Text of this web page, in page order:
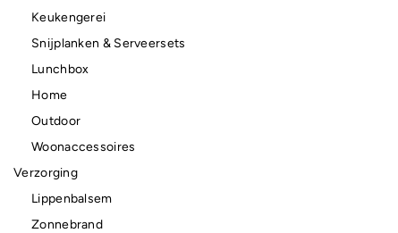
Keukengerei
Snijplanken & Serveersets
Lunchbox
Home
Outdoor
Woonaccessoires
Verzorging
Lippenbalsem
Zonnebrand